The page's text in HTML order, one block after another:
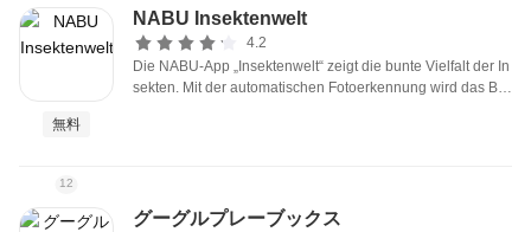
無料
NABU Insektenwelt
4.2
Die NABU-App „Insektenwelt“ zeigt die bunte Vielfalt der In
sekten. Mit der automatischen Fotoerkennung wird das Be
12
グーグルプレーブックス